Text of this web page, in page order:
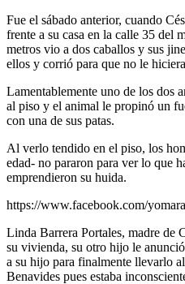
Fue el sábado anterior, cuando
frente a su casa en la calle 35 del
metros vio a dos caballos y sus
ellos y corrió para que no le
Lamentablemente uno de los dos
al piso y el animal le propinó un
con una de sus patas.
Al verlo tendido en el piso, los
edad- no pararon para ver lo que
emprendieron su huida.
https://www.facebook.com/
Linda Barrera Portales, madre de
su vivienda, su otro hijo le
a su hijo para finalmente llevarlo
Benavides pues estaba